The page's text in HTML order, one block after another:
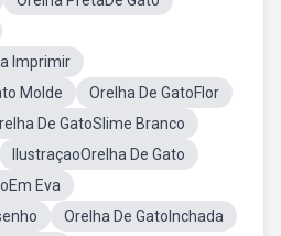
Imprimir
Molde
Orelha De GatoFlor
De GatoSlime Branco
IlustraçaoOrelha De Gato
Eva
Orelha De GatoInchada